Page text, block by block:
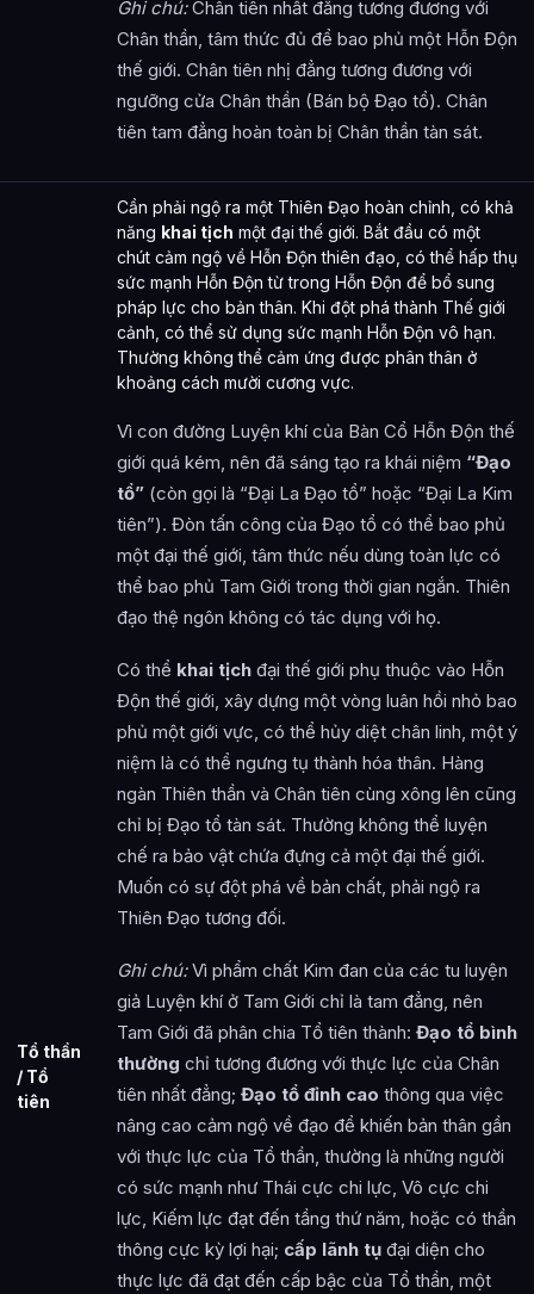
Ghi chú:Chân tiên nhất đẳng tương đương với
Chân thần, tâm thức đủ để bao phủ một Hỗn Độn
thế giới. Chân tiên nhị đẳng tương đương với
ngưỡng cửa Chân thần (Bán bộ Đạo tổ). Chân
tiên tam đẳng hoàn toàn bị Chân thần tàn sát.
Tổ thần
/ Tổ
tiên
Cần phải ngộ ra một Thiên Đạo hoàn chỉnh, có khả
năng khai tịch một đại thế giới. Bắt đầu có một
chút cảm ngộ về Hỗn Độn thiên đạo, có thể hấp thụ
sức mạnh Hỗn Độn từ trong Hỗn Độn để bổ sung
pháp lực cho bản thân. Khi đột phá thành Thế giới
cảnh, có thể sử dụng sức mạnh Hỗn Độn vô hạn.
Thường không thể cảm ứng được phân thân ở
khoảng cách mười cương vực.
Vì con đường Luyện khí của Bàn Cổ Hỗn Độn thế
giới quá kém, nên đã sáng tạo ra khái niệm “Đạo
tổ” (còn gọi là “Đại La Đạo tổ” hoặc “Đại La Kim
tiên”). Đòn tấn công của Đạo tổ có thể bao phủ
một đại thế giới, tâm thức nếu dùng toàn lực có
thể bao phủ Tam Giới trong thời gian ngắn. Thiên
đạo thệ ngôn không có tác dụng với họ.
Có thể khai tịch đại thế giới phụ thuộc vào Hỗn
Độn thế giới, xây dựng một vòng luân hồi nhỏ bao
phủ một giới vực, có thể hủy diệt chân linh, một ý
niệm là có thể ngưng tụ thành hóa thân. Hàng
ngàn Thiên thần và Chân tiên cùng xông lên cũng
chỉ bị Đạo tổ tàn sát. Thường không thể luyện
chế ra bảo vật chứa đựng cả một đại thế giới.
Muốn có sự đột phá về bản chất, phải ngộ ra
Thiên Đạo tương đối.
Ghi chú:Vì phẩm chất Kim đan của các tu luyện
giả Luyện khí ở Tam Giới chỉ là tam đẳng, nên
Tam Giới đã phân chia Tổ tiên thành: Đạo tổ bình
thường chỉ tương đương với thực lực của Chân
tiên nhất đẳng; Đạo tổ đỉnh cao thông qua việc
nâng cao cảm ngộ về đạo để khiến bản thân gần
với thực lực của Tổ thần, thường là những người
có sức mạnh như Thái cực chi lực, Vô cực chi
lực, Kiếm lực đạt đến tầng thứ năm, hoặc có thần
thông cực kỳ lợi hại; cấp lãnh tụ đại diện cho
thực lực đã đạt đến cấp bậc của Tổ thần, một